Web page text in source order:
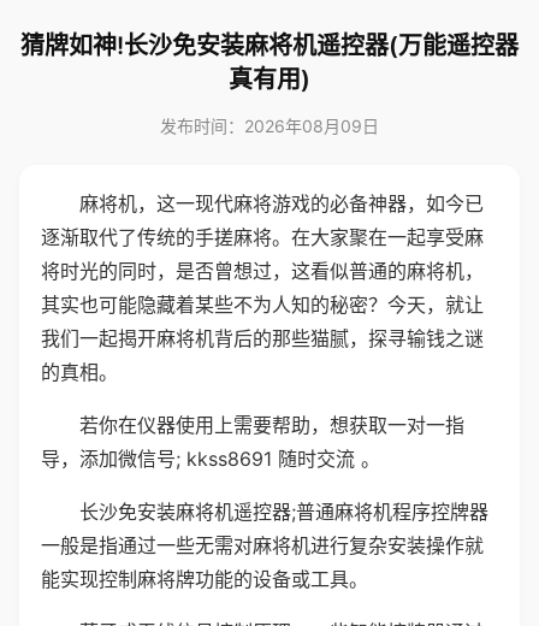
猜牌如神!长沙免安装麻将机遥控器(万能遥控器
真有用)
发布时间：2026年08月09日
麻将机，这一现代麻将游戏的必备神器，如今已
逐渐取代了传统的手搓麻将。在大家聚在一起享受麻
将时光的同时，是否曾想过，这看似普通的麻将机，
其实也可能隐藏着某些不为人知的秘密？今天，就让
我们一起揭开麻将机背后的那些猫腻，探寻输钱之谜
的真相。
若你在仪器使用上需要帮助，想获取一对一指
导，添加微信号; kkss8691 随时交流 。
长沙免安装麻将机遥控器;普通麻将机程序控牌器
一般是指通过一些无需对麻将机进行复杂安装操作就
能实现控制麻将牌功能的设备或工具。